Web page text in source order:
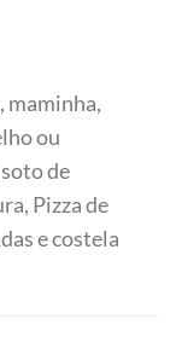
maminha,
ou
de
Pizza de
e costela